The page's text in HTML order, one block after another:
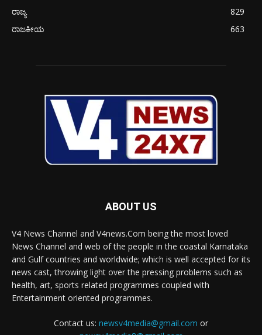
ರಾಜ್ಯ
829
ರಾಜಕೀಯ
663
ABOUT US
V4 News Channel and V4news.Com being the most loved
News Channel and web of the people in the coastal Karnataka
and Gulf countries and worldwide; which is well accepted for its
news cast, throwing light over the pressing problems such as
health, art, sports related programmes coupled with
Entertainment oriented programmes.
Contact us: newsv4media@gmail.com or